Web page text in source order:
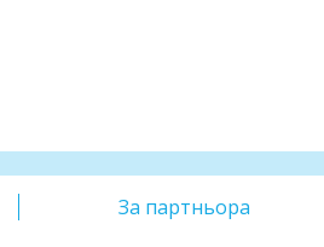
За партньора